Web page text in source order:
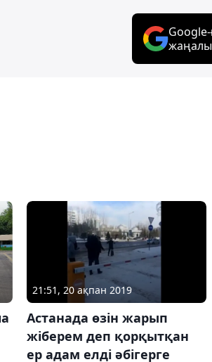
21:51, 20 ақпан 2019
Астанада өзін жарып
жіберем деп қорқытқан
ер адам елді әбігерге